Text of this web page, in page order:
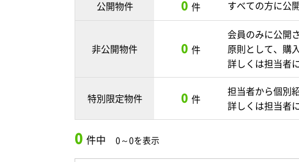
公開物件 0 件 すべての方に公
非公開物件 0 件
会員のみに公開
原則として、購
詳しくは担当者
特別限定物件 0 件
担当者から個別
詳しくは担当者
0 件中 0～0を表示